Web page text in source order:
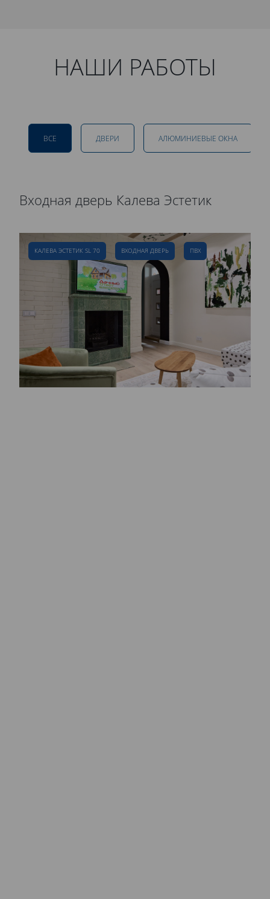
НАШИ РАБОТЫ
ВСЕ ДВЕРИ АЛЮМИНИЕВЫЕ ОКНА
Входная дверь Калева Эстетик
КАЛЕВА ЭСТЕТИК SL 70 ВХОДНАЯ ДВЕРЬ ПВХ